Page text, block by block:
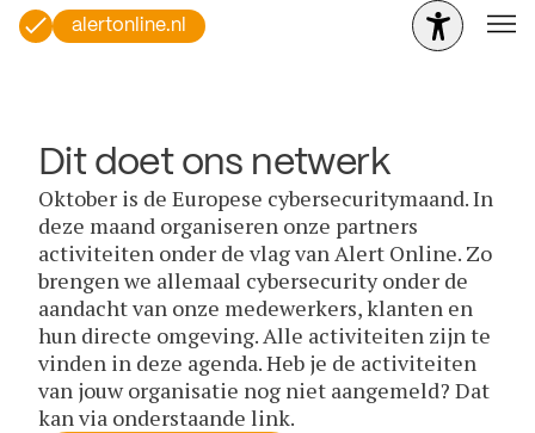
alertonline.nl
Dit doet ons netwerk
Oktober is de Europese cybersecuritymaand. In
deze maand organiseren onze partners
activiteiten onder de vlag van Alert Online. Zo
brengen we allemaal cybersecurity onder de
aandacht van onze medewerkers, klanten en
hun directe omgeving. Alle activiteiten zijn te
vinden in deze agenda. Heb je de activiteiten
van jouw organisatie nog niet aangemeld? Dat
kan via onderstaande link.